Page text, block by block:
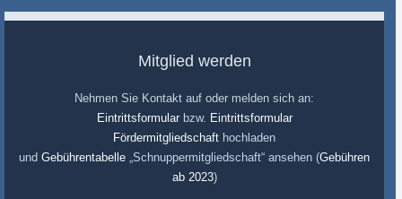
Mitglied werden
Nehmen Sie Kontakt auf oder melden sich an:
Eintrittsformularbzw. Eintrittsformular
Fördermitgliedschaft hochladen
und Gebührentabelle „Schnuppermitgliedschaft“ ansehen (Gebühren
ab 2023)